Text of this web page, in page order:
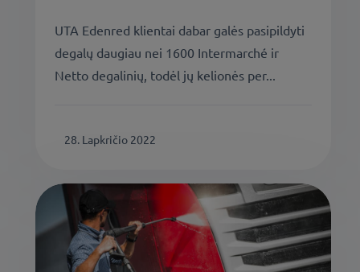
UTA Edenred klientai dabar galės pasipildyti
degalų daugiau nei 1600 Intermarché ir
Netto degalinių, todėl jų kelionės per...
28. Lapkričio 2022